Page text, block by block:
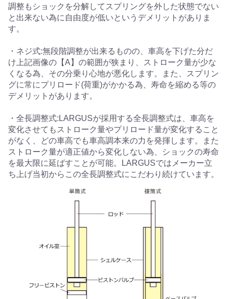
調整もショックを分解してスプリングを外した状態でない
と出来ない為に自由度が低いというデメリットがありま
す。
・ネジ式:無段階調整が出来るものの、車高を下げた分だ
け上記画像の【A】の範囲が狭まり、ストローク量が少な
くなる為、その分乗り心地が悪化します。また、スプリン
グに常にプリロード(荷重)がかかる為、寿命を縮める等の
デメリットがあります。
・全長調整式:LARGUSが採用する全長調整式は、車高を
変化させてもストローク量やプリロード量が変化すること
がなく、どの車高でも車高調本来の力を発揮します。また
ストローク量が適正値から変化しない為、ショックの寿命
を最大限に延ばすことが可能。LARGUSではメーカー立
ち上げ当初からこの全長調整式にこだわり続けています。